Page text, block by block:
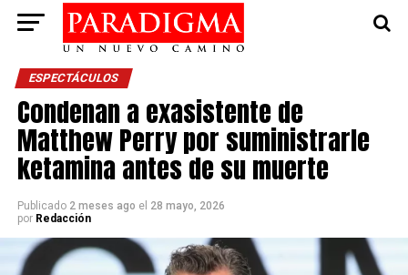
ESPECTÁCULOS
Condenan a exasistente de
Matthew Perry por suministrarle
ketamina antes de su muerte
Publicado 2 meses ago el 28 mayo, 2026
por Redacción